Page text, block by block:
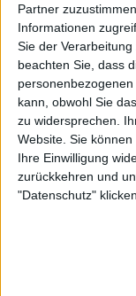
Partner
Informationen
Sie der
beachten Sie, dass
kann, obwohl Sie
zu widersprechen.
Website. Sie
Ihre Einwilligung
zurückkehren und
"Datenschutz" klicken.
ersten Satz
zu Beginn des
lag 0:4 zurück –
bekannt ist,
viele Nerven im
habe ich mir
alles raus und
Dieser mentale
entscheidend.